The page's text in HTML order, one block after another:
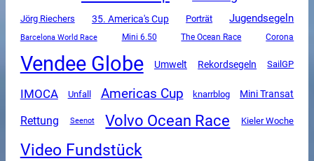
Jörg Riechers 35. America's Cup Porträt Jugendsegeln
Barcelona World Race Mini 6.50 The Ocean Race Corona
Vendee Globe Umwelt Rekordsegeln SailGP
IMOCA Unfall Americas Cup knarrblog Mini Transat
Rettung Seenot Volvo Ocean Race Kieler Woche
Video Fundstück